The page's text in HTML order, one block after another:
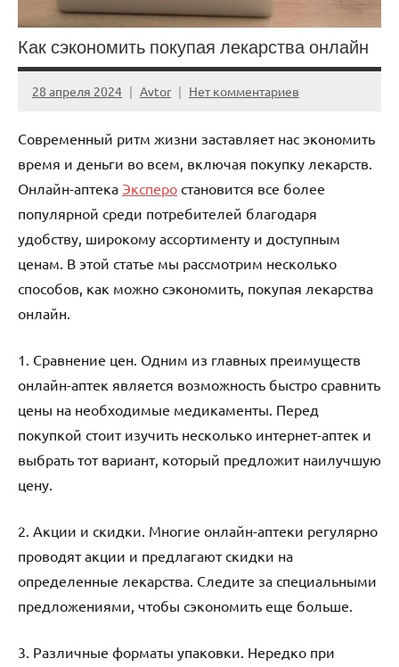
Как сэкономить покупая лекарства онлайн
28 апреля 2024 Avtor Нет комментариев
Современный ритм жизни заставляет нас экономить
время и деньги во всем, включая покупку лекарств.
Онлайн-аптека Эксперо становится все более
популярной среди потребителей благодаря
удобству, широкому ассортименту и доступным
ценам. В этой статье мы рассмотрим несколько
способов, как можно сэкономить, покупая лекарства
онлайн.
1. Сравнение цен. Одним из главных преимуществ
онлайн-аптек является возможность быстро сравнить
цены на необходимые медикаменты. Перед
покупкой стоит изучить несколько интернет-аптек и
выбрать тот вариант, который предложит наилучшую
цену.
2. Акции и скидки. Многие онлайн-аптеки регулярно
проводят акции и предлагают скидки на
определенные лекарства. Следите за специальными
предложениями, чтобы сэкономить еще больше.
3. Различные форматы упаковки. Нередко при